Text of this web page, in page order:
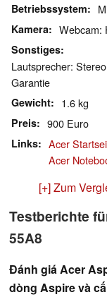
Betriebssystem
Kamera Webcam:
Sonstiges
Lautsprecher:
Garantie
Gewicht 1.6 kg
Preis 900 Euro
Links
Acer
Acer
[+] Zum
Testberichte
55A8
Đánh giá Acer
dòng Aspire và